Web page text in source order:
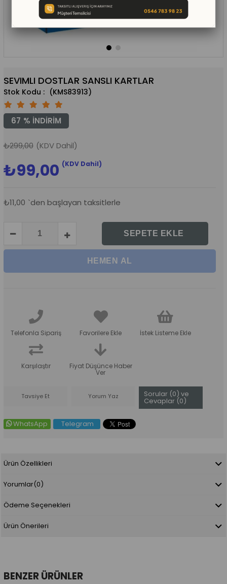
SEVIMLI DOSTLAR SANSLI KARTLAR
(KMS83913)
%
67 İNDIRIM
₺299,00 (KDV Dahil)
₺99,00 (KDV Dahil)
₺11,00 `den başlayan taksitlerle
Telefonla Sipariş Favorilere Ekle İstek Listeme Ekle
Karşılaştır Fiyat Düşünce Haber
Ver
Tavsiye Et Yorum Yaz Sorular (0) ve
Cevaplar (0)
WhatsApp Telegram
Ürün Özellikleri
Yorumlar(0)
Ödeme Seçenekleri
Ürün Önerileri
BENZER ÜRÜNLER